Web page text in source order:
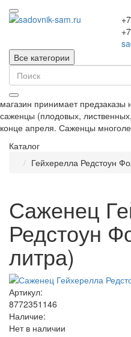
Все категории
магазин принимает предзаказы
саженцы (плодовых,
конце апреля. Саженцы
Каталог
Гейхерелла Редстоун
Саженец
Редстоун
литра)
Артикул:
8772351146
Наличие:
Нет в наличии